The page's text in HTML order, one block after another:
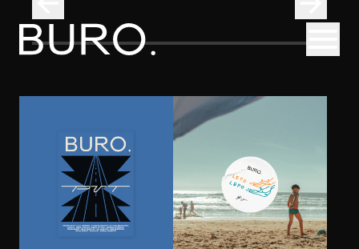
BURO.
NEOBIČNA PRIČA O BLIZNAKINJAMA
KOJE SU INSPIRISALE NOVI
HERCOGOV FILM